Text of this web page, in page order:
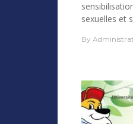
sexuelles et
By